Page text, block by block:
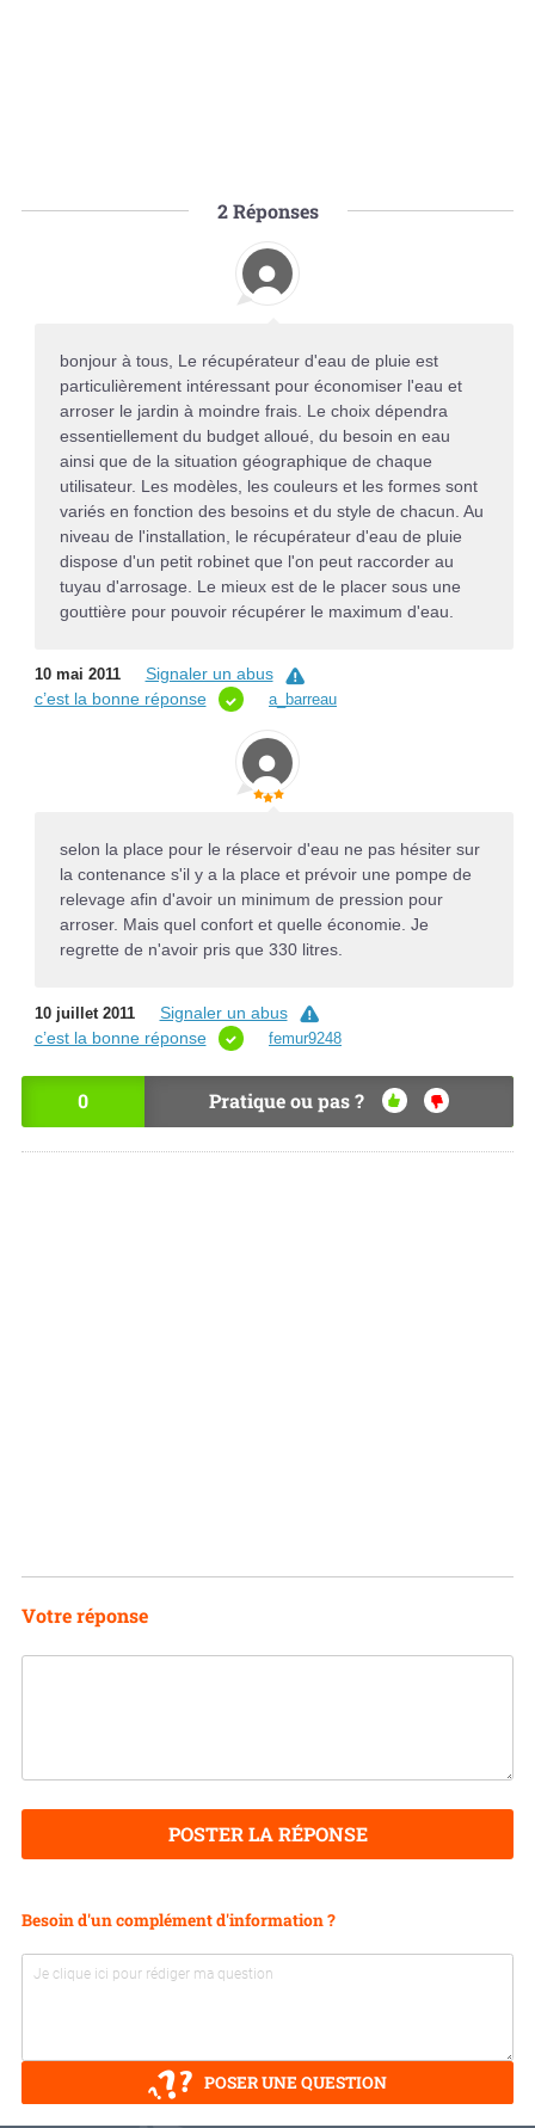
2Réponses
bonjour à tous, Le récupérateur d'eau de pluie est
particulièrement intéressant pour économiser l'eau et
arroser le jardin à moindre frais. Le choix dépendra
essentiellement du budget alloué, du besoin en eau
ainsi que de la situation géographique de chaque
utilisateur. Les modèles, les couleurs et les formes sont
variés en fonction des besoins et du style de chacun. Au
niveau de l'installation, le récupérateur d'eau de pluie
dispose d'un petit robinet que l'on peut raccorder au
tuyau d'arrosage. Le mieux est de le placer sous une
gouttière pour pouvoir récupérer le maximum d'eau.
10 mai 2011
Signaler un abus
c’est la bonne réponse
a_barreau
selon la place pour le réservoir d'eau ne pas hésiter sur
la contenance s'il y a la place et prévoir une pompe de
relevage afin d'avoir un minimum de pression pour
arroser. Mais quel confort et quelle économie. Je
regrette de n'avoir pris que 330 litres.
10 juillet 2011
Signaler un abus
c’est la bonne réponse
femur9248
0 Pratique ou pas ?
OU
I
NO
Votre réponse
POSTER LA RÉPONSE
Besoin d'un complément d'information ?
POSER UNE QUESTION